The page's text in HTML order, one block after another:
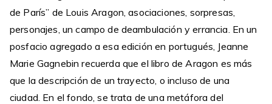
de París” de Louis Aragon, asociaciones, sorpresas,
personajes, un campo de deambulación y errancia. En un
posfacio agregado a esa edición en portugués, Jeanne
Marie Gagnebin recuerda que el libro de Aragon es más
que la descripción de un trayecto, o incluso de una
ciudad. En el fondo, se trata de una metáfora del